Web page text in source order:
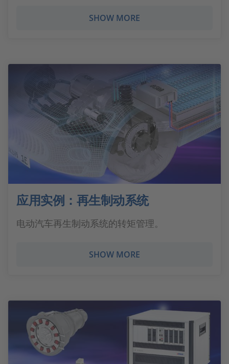
SHOW MORE
应用实例：再生制动系统
电动汽车再生制动系统的转矩管理。
SHOW MORE